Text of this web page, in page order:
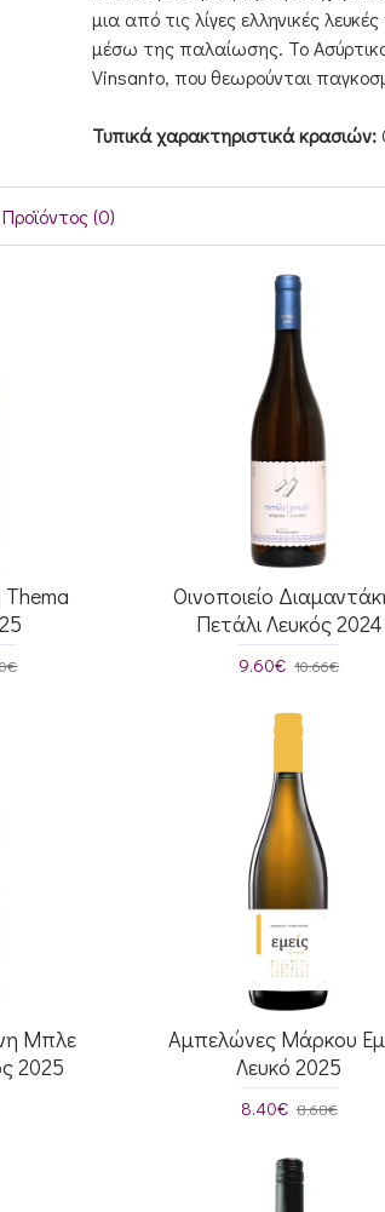
μια από τις λίγες ελληνικές
μέσω της παλαίωσης. Το Ασύρτικο
Vinsanto, που θεωρούνται
Τυπικά χαρακτηριστικά κρασιών:
(0)
Οινοποιείο
Πετάλι Λευκός 2024
9.60€ 10.66€
Μπλε
2025
Αμπελώνες Μάρκου
Λευκό 2025
8.40€ 8.68€